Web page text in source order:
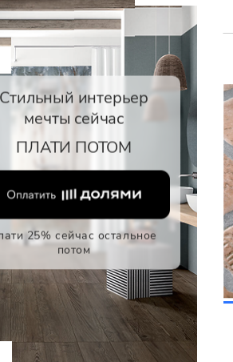
Стильный интерьер
мечты сейчас
ПЛАТИ ПОТОМ
25% сейчас остальное
потом